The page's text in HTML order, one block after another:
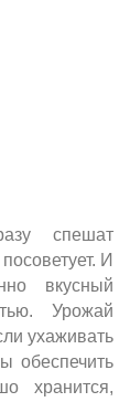
спешат
И
вкусный
Урожай
ухаживать
обеспечить
хранится,